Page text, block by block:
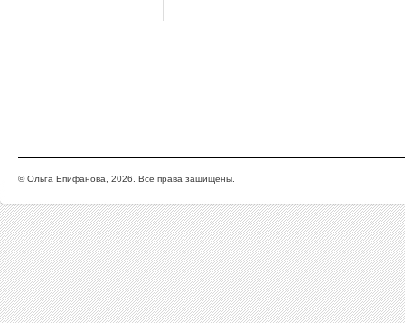
© Ольга Епифанова, 2026. Все права защищены.